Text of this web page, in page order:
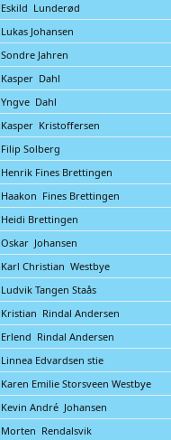
Eskild Lunderød
Lukas Johansen
Sondre Jahren
Kasper Dahl
Yngve Dahl
Kasper Kristoffersen
Filip Solberg
Henrik Fines Brettingen
Haakon Fines Brettingen
Heidi Brettingen
Oskar Johansen
Karl Christian Westbye
Ludvik Tangen Staås
Kristian Rindal Andersen
Erlend Rindal Andersen
Linnea Edvardsen stie
Karen Emilie Storsveen Westbye
Kevin André Johansen
Morten Rendalsvik